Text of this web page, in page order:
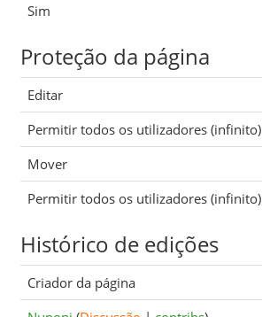
Sim
Proteção da página
Editar
Permitir todos os utilizadores (infinito)
Mover
Permitir todos os utilizadores (infinito)
Histórico de edições
Criador da página